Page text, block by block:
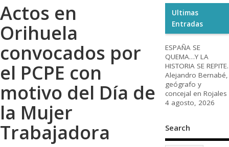
Actos en
Orihuela
convocados por
el PCPE con
motivo del Día de
la Mujer
Trabajadora
Ultimas
Entradas
ESPAÑA SE
QUEMA…Y LA
HISTORIA SE REPITE.
Alejandro Bernabé,
geógrafo y
concejal en Rojales
4 agosto, 2026
Search